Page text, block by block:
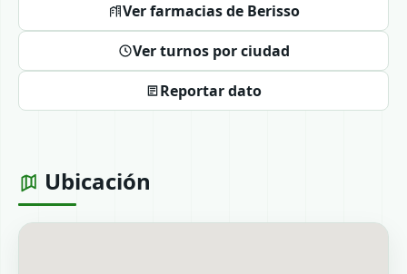
Ver farmacias de Berisso
Ver turnos por ciudad
Reportar dato
Ubicación